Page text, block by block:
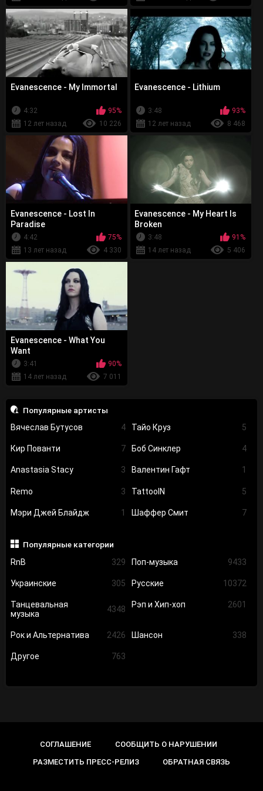
Популярные артисты
Вячеслав Бутусов
4 Тайо Круз 5
Кир Пованти 7 Боб Синклер 4
Anastasia Stacy 3 Валентин Гафт 1
Remo 3 TattooIN 5
Мэри Джей Блайдж 1 Шаффер Смит 7
Популярные категории
RnB
329 Поп-музыка 9433
Украинские 305 Русские 10372
Танцевальная
музыка
4348 Рэп и Хип-хоп 2601
Рок и Альтернатива 2426 Шансон 338
Другое 763
метал 80-х), молодые люди быстро нашли общий язык.
«Мы сошлись в главном — в своём отношении к музыке, —
говорит Бен. — Мы понимаем друг друга без слов и
заканчиваем мысли друг друга»
Evanescence - My Immortal
4:32
95%
12 лет назад
10 226
Evanescence - Lithium
3:48
93%
12 лет назад
8 468
Evanescence - Lost In
Paradise
4:42
75%
13 лет назад
4 330
Evanescence - My Heart Is
Broken
3:48
91%
14 лет назад
5 406
Evanescence - What You
Want
3:41
90%
14 лет назад
7 011
СОГЛАШЕНИЕ
СООБЩИТЬ О НАРУШЕНИИ
РАЗМЕСТИТЬ ПРЕСС-РЕЛИЗ
ОБРАТНАЯ СВЯЗЬ